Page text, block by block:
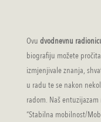
Ovu dvodnevnu
biografiju možete
izmjenjivale znanja,
u radu te se nakon
radom. Naš
“Stabilna mobilnost/